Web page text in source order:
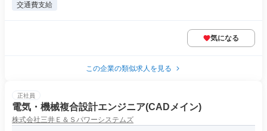
交通費支給
気になる
この企業の類似求人を見る
正社員
電気・機械複合設計エンジニア(CADメイン)
株式会社三井Ｅ＆Ｓパワーシステムズ